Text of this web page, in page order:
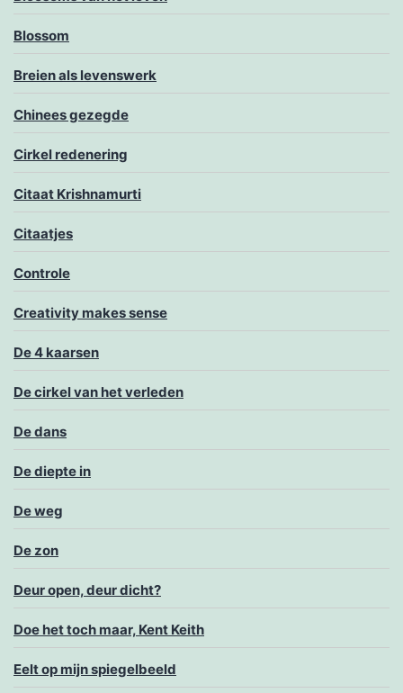
Blossom
Breien als levenswerk
Chinees gezegde
Cirkel redenering
Citaat Krishnamurti
Citaatjes
Controle
Creativity makes sense
De 4 kaarsen
De cirkel van het verleden
De dans
De diepte in
De weg
De zon
Deur open, deur dicht?
Doe het toch maar, Kent Keith
Eelt op mijn spiegelbeeld